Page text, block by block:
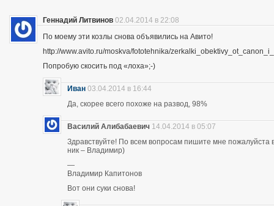
Геннадий Литвинов 02.04.2014 в 22:08
По моему эти козлы снова объявились на Авито!
http://www.avito.ru/moskva/fototehnika/
Попробую скосить под «лоха»;-)
Иван 03.04.2014 в 16:44
Да, скорее всего похоже на развод, 98%
Василий Алибабаевич 14.04.2014 в 05:07
Здравствуйте! По всем вопросам пишите мне
ник – Владимир)
—
Владимир Капитонов
Вот они суки снова!